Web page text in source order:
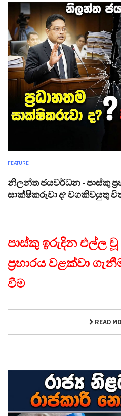
FEATURE
නිලන්ත ජයවර්ධන - පාස්කු
සාක්ෂිකරුවා ද? වගකිවයුතු
පාස්කු ඉරුදින එල්ල වූ
ප්‍රහාරය වළක්වා
වීම
READ